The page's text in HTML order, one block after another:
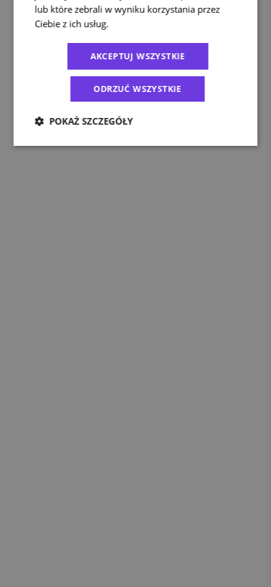
lub które zebrali w wyniku korzystania przez
Ciebie z ich usług.
AKCEPTUJ WSZYSTKIE
ODRZUĆ WSZYSTKIE
POKAŻ SZCZEGÓŁY